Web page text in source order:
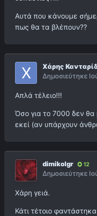
Αυτά που κάνουμε
πως θα τα βλέπουν??
Χάρης
Δημοσιεύτηκε
Απλά τέλειο!!!
Όσο για το 7000 δεν
εκεί (αν υπάρχουν
dimikolgr 12
Δημοσιεύτηκε
Χάρη γειά.
Κάτι τέτοιο